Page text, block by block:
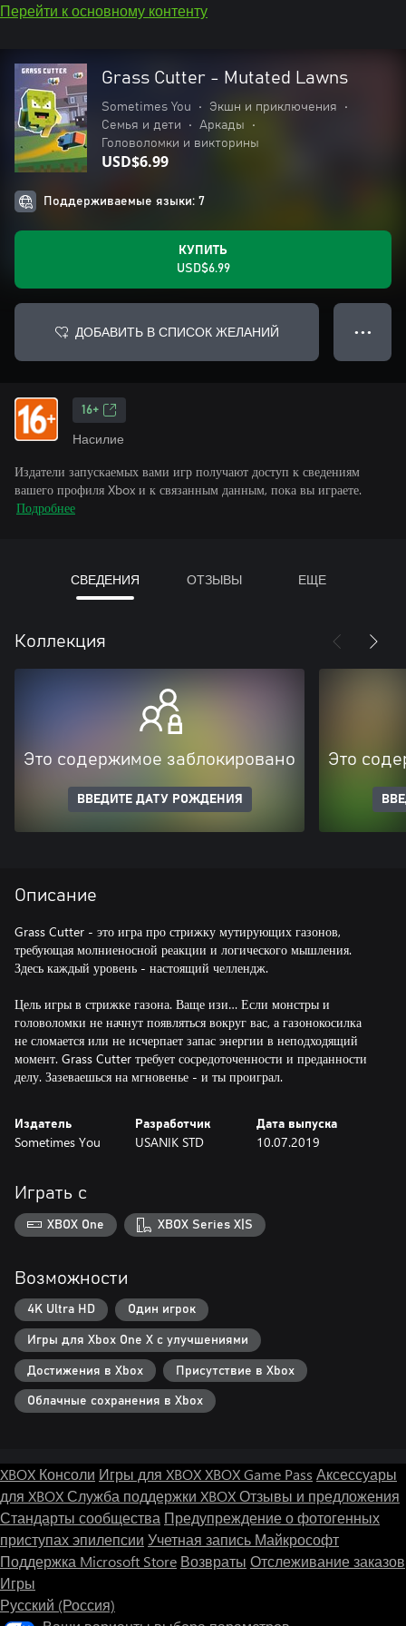
Перейти к основному контенту
Grass Cutter - Mutated Lawns
Sometimes You • Экшн и приключения
•
Семья и дети
• Аркады
•
Головоломки и викторины
USD$6.99
Поддерживаемые языки: 7
КУПИТЬ
USD$6.99
ДОБАВИТЬ В СПИСОК ЖЕЛАНИЙ ● ● ●
16+
Насилие
Издатели запускаемых вами игр получают доступ к сведениям
вашего профиля Xbox и к связанным данным, пока вы играете.
Подробнее
СВЕДЕНИЯ ОТЗЫВЫ ЕЩЕ
Коллекция
Это содержимое заблокировано
ВВЕДИТЕ ДАТУ РОЖДЕНИЯ
Это
Описание
Grass Cutter - это игра про стрижку мутирующих газонов,
требующая молниеносной реакции и логического мышления.
Здесь каждый уровень - настоящий челлендж.
Цель игры в стрижке газона. Ваще изи… Если монстры и
головоломки не начнут появляться вокруг вас, а газонокосилка
не сломается или не исчерпает запас энергии в неподходящий
момент. Grass Cutter требует сосредоточенности и преданности
делу. Зазеваешься на мгновенье - и ты проиграл.
Издатель
Sometimes You
Разработчик
USANIK STD
Дата выпуска
10.07.2019
Играть с
XBOX One XBOX Series X|S
Возможности
4K Ultra HD Один игрок
Игры для Xbox One X с улучшениями
Достижения в Xbox Присутствие в Xbox
Облачные сохранения в Xbox
XBOX Консоли Игры для XBOXXBOX Game Pass Аксессуары
для XBOXСлужба поддержки XBOXОтзывы и предложения
Стандарты сообщества Предупреждение о фотогенных
приступах эпилепсии Учетная запись Майкрософт
Поддержка Microsoft Store Возвраты Отслеживание заказов
Игры
Русский (Россия)